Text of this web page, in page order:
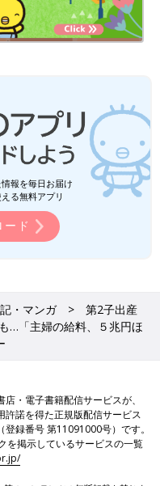
報を毎日お届け
る無料アプリ
ド
・マンガ
第2子出産
…「主婦の給料、５兆円ほ
・電子書籍配信サービスが、
許諾を得た正規版配信サービス
録番号 第11091000号）です。
を掲示しているサービスの一覧